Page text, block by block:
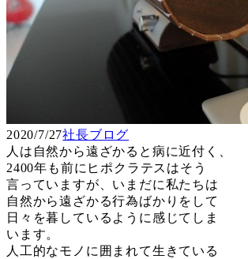
2020/7/27社長ブログ
人は自然から遠ざかると病に近付く、
2400年も前にヒポクラテスはそう
言っていますが、いまだに私たちは
自然から遠ざかる行為ばかりをして
日々を暮しているように感じてしま
います。
人工的なモノに囲まれて生きている